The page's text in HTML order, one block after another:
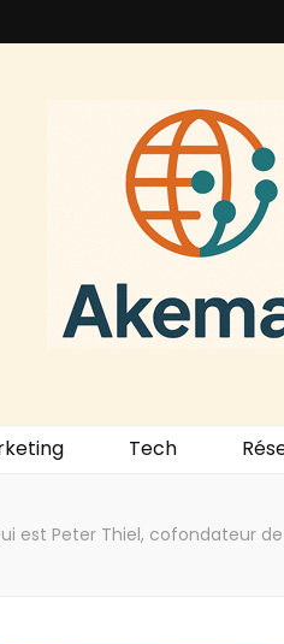
Tech
est Peter Thiel, cofondateur